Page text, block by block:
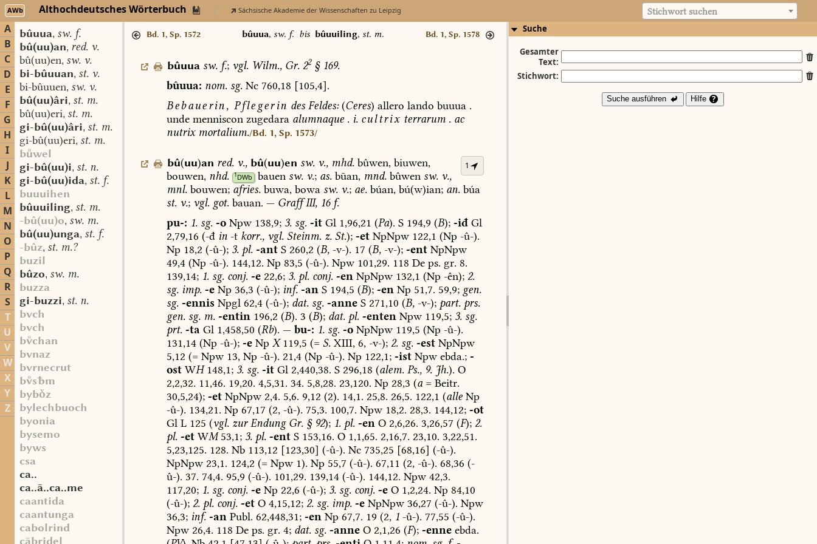
AWb Althochdeutsches Wörterbuch Sächsische Akademie der Wissenschaften zu Leipzig Stichwort suchen
A
B
C
D
E
F
G
H
I
J
K
L
M
N
O
P
Q
R
S
T
U
V
W
X
Y
Z
bûuua, sw. f.
bû(uu)an, red. v.
bû(uu)en, sw. v.
bi-bûuuan, st. v.
bi-bûuuen, sw. v.
bû(uu)âri, st. m.
bû(uu)eri, st. m.
gi-bû(uu)âri, st. m.
gi-bû(uu)eri, st. m.
bwel
gi-bû(uu)i, st. n.
gi-bû(uu)ida, st. f.
buuuihen
bûuuiling, st. m.
-bû(uu)o, sw. m.
bû(uu)unga, st. f.
-bûz, st. m.?
buzil
bûzo, sw. m.
buzza
gi-buzzi, st. n.
bvch
bvch
bchan
bvnaz
bvrnecrut
bsm
bybz
bylechbuoch
byonia
bysemo
byws
csa
ca..
ca..ā..ca..me
caantida
caantunga
cabolrind
cābridel
Bd. 1, Sp. 1572 bûuua, sw. f.bis bûuuiling, st. m. Bd. 1, Sp. 1578
bûuua sw. f.; vgl. Wilm., Gr. 22§169.
bûuua: nom.sg.Nc760,18 [105,4].
Bebauerin, Pflegerin des Feldes:(Ceres) allero lando buuua .
undemennisconzugedara alumnaque. i. cultrix terrarum . ac
nutrixmortalium./Bd. 1, Sp. 1573/
1
bû(uu)an red. v., bû(uu)en sw. v., mhd. bûwen, biuwen,
bouwen, nhd. 1DWb bauen sw.v.; as.būan, mnd.bûwen sw.v.,
mnl.bouwen; afries.buwa,bowa sw.v.; ae. búan,bú(w)ian; an.búa
st.v.; vgl.got.bauan. — Graff III,16f.
pu-: 1.sg. -oNpw138,9; 3.sg. -itGl1,96,21 (Pa). S194,9 (B); -iđGl
2,79,16 (-đ in-t korr.,vgl.Steinm. z.St.); -etNpNpw122,1 (Np-û-).
Np18,2 (-û-); 3.pl. -antS260,2 (B,-v-). 17 (B,-v-); -entNpNpw
49,4(Np-û-). 144,12. Np83,5 (-û-). Npw101,29. 118 Deps. gr. 8.
139,14; 1.sg.conj. -e22,6; 3.pl.conj. -enNpNpw132,1 (Np-ên); 2.
sg.imp. -eNp36,3 (-û-); inf. -anS194,5 (B); -enNp51,7. 59,9; gen.
sg. -ennisNpgl62,4(-û-); dat.sg. -anneS271,10 (B,-v-); part.prs.
gen.sg.m. -entin196,2 (B). 3 (B); dat.pl. -entenNpw119,5; 3.sg.
prt. -taGl1,458,50 (Rb). — bu-: 1.sg. -oNpNpw119,5 (Np-û-).
131,14(Np-û-); -eNp X119,5 (= S.XIII,6,-v-); 2.sg. -estNpNpw
5,12 (=Npw13,Np-û-). 21,4(Np-û-). Np122,1; -istNpwebda.; -
ostWH148,1; 3.sg. -itGl2,440,38. S296,18 (alem.Ps.,9.Jh.). O
2,2,32. 11,46. 19,20. 4,5,31. 34. 5,8,28. 23,120. Np28,3 (a=Beitr.
30,5,24); -etNpNpw2,4. 5,6. 9,12 (2). 14,1. 25,8. 26,5. 122,1 (alleNp
-û-). 134,21. Np67,17 (2,-û-). 75,3. 100,7. Npw18,2. 28,3. 144,12; -ot
GlL125 (vgl.zurEndung Gr.§92); 1.pl. -enO2,6,26. 3,26,57 (F); 2.
pl. -et WM53,1; 3.pl. -entS153,16. O1,1,65. 2,16,7. 23,10. 3,22,51.
5,23,125. 128. Nb113,12 [123,30] (-û-). Nc 735,25 [68,16] (-û-).
NpNpw23,1. 124,2 (=Npw1). Np55,7 (-û-). 67,11 (2,-û-). 68,36 (-
û-). 37. 74,4. 95,9 (-û-). 101,29. 139,14(-û-). 144,12. Npw42,3.
117,20; 1.sg.conj. -eNp22,6 (-û-); 3.sg.conj. -eO1,2,24. Np84,10
(-û-); 2.pl.conj. -etO4,15,12; 2.sg.imp. -eNpNpw36,27 (-û-). Npw
36,3; inf. -anPubl. 62,448,31; -enNp67,7. 19 (2, 1-û-). 77,55 (-û-).
Npw26,4. 118 Deps. gr. 4; dat.sg. -anneO2,1,26 (F); -enneebda.
Suche
Gesamter
Text:
Stichwort:
Suche ausführen Hilfe